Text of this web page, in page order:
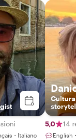
・Italiano
5,0 14
English